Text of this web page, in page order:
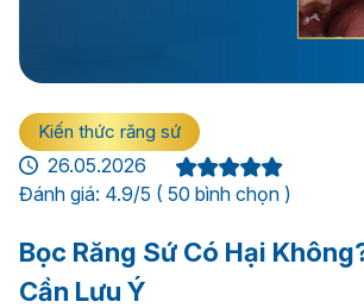
Kiến thức răng sứ
26.05.2026
Đánh giá: 4.9/5 ( 50 bình chọn )
Bọc Răng Sứ Có Hại
Cần Lưu Ý